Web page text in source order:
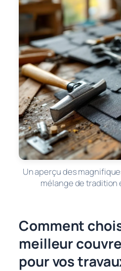
Un aperçu des
mélange de tradition
Comment
meilleur
pour vos